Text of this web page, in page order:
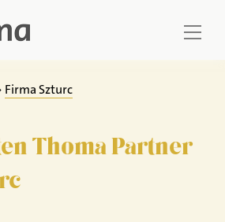
Firma Szturc
Thoma Partner